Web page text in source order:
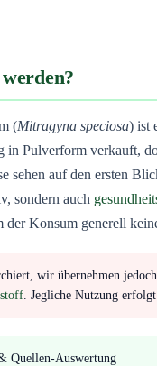
(Mitragyna speciosa) ist
Pulverform verkauft,
sehen auf den ersten
sondern auch
Konsum generell
wir übernehmen
. Jegliche Nutzung
Quellen-Auswertung